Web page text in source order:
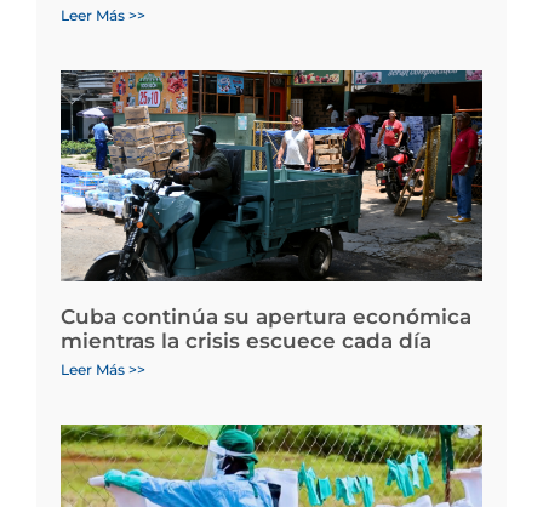
Leer Más >>
Cuba continúa su apertura económica
mientras la crisis escuece cada día
Leer Más >>